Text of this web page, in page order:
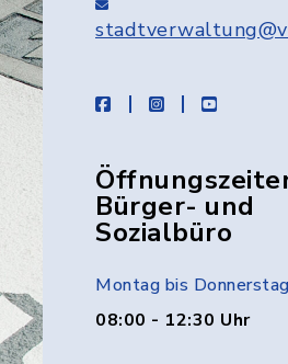
facebookinstagramyoutube
Bürger- und
Sozialbüro
Montag bis
08:00 - 12:30 Uhr